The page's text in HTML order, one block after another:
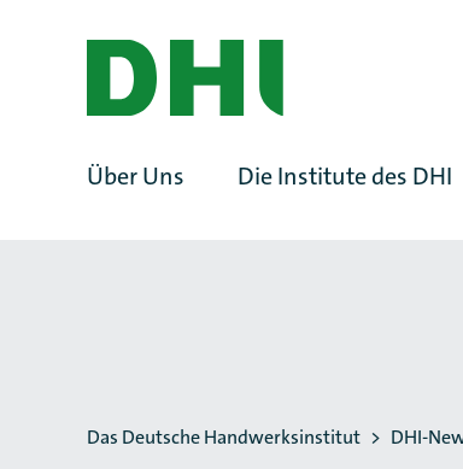
ZUM HAUPTINHALT SPRINGEN
Über Uns Die Institute des DHI
Sie befinden sich hier:
Das Deutsche Handwerksinstitut DHI-